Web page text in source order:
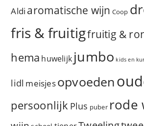
Aldi aromatische wijn Coop
fris & fruitigfruitig &
hema huwelijk jumbo kids en
lidl meisjesopvoeden
persoonlijk Plus puber rode